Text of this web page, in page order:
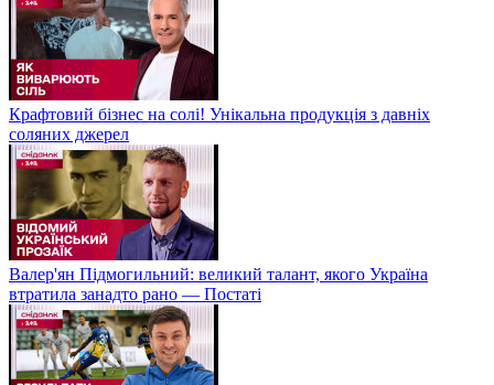
Крафтовий бізнес на солі! Унікальна продукція з давніх
соляних джерел
Валер'ян Підмогильний: великий талант, якого Україна
втратила занадто рано — Постаті